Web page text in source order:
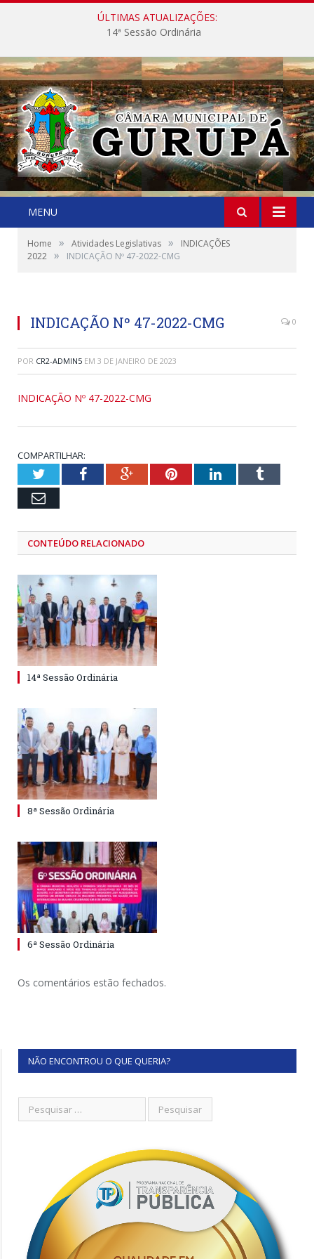
ÚLTIMAS ATUALIZAÇÕES:
14ª Sessão Ordinária
MENU
Home » Atividades Legislativas »
INDICAÇÕES
2022 » INDICAÇÃO Nº 47-2022-CMG
INDICAÇÃO Nº 47-2022-CMG 0
POR CR2-ADMIN5 EM 3 DE JANEIRO DE 2023
INDICAÇÃO Nº 47-2022-CMG
COMPARTILHAR:
TwitterFacebookGoogle+PinterestLinkedInTumblr
Email
CONTEÚDO RELACIONADO
14ª Sessão Ordinária
8ª Sessão Ordinária
6ª Sessão Ordinária
Os comentários estão fechados.
NÃO ENCONTROU O QUE QUERIA?